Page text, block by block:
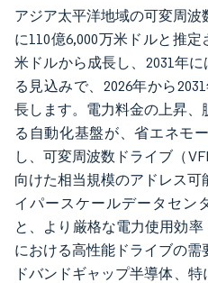
アジア太平洋地域の可変周波
に110億6,000万米ドルと推定
米ドルから成長し、2031年
る見込みで、2026年から
長します。電力料金の上昇
る自動化基盤が、省エネモ
し、可変周波数ドライブ（
向けた相当規模のアドレス
イパースケールデータセン
と、より厳格な電力使用効
における高性能ドライブの需
ドバンドギャップ半導体、